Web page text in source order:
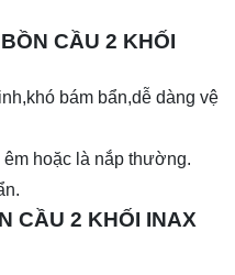
CẦU 2 KHỐI
bám bẩn,dễ dàng vệ
hoặc là nắp thường.
CẦU 2 KHỐI INAX